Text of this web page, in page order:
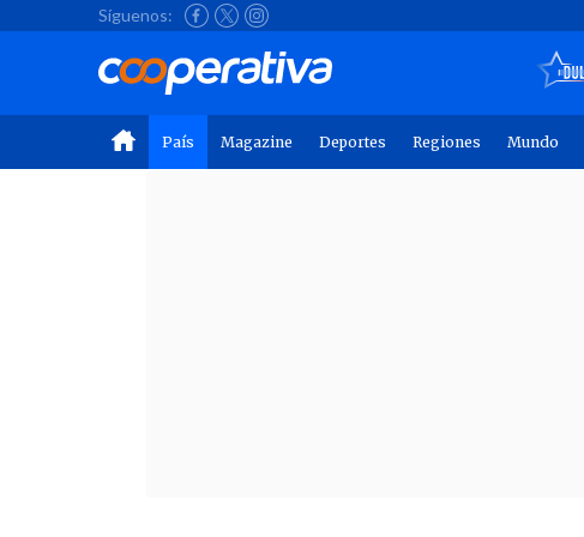
Síguenos:
País Magazine Deportes Regiones Mundo